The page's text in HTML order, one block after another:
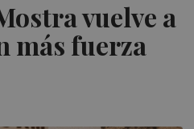
vuelve a
más fuerza